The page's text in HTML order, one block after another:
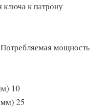
ключа к патрону
мощность
10
25